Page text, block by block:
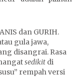
dan GURIH.
gula jawa,
disangrai. Rasa
sedikitdi
rempah versi